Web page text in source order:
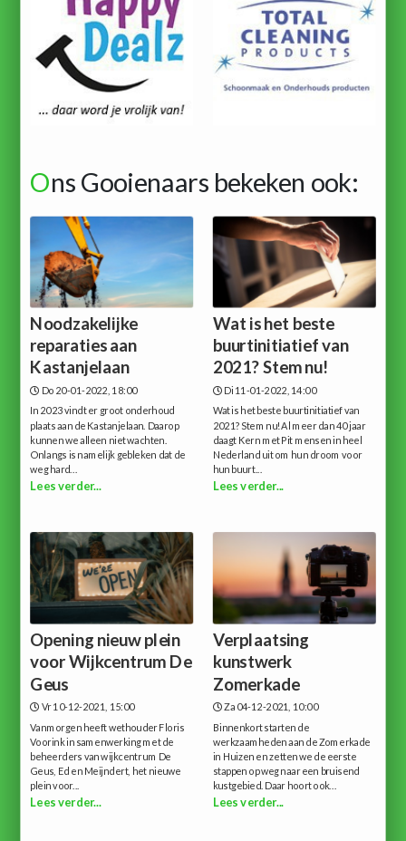
Ons Gooienaars bekeken ook:
Noodzakelijke
reparaties aan
Kastanjelaan
Do 20-01-2022, 18:00
In 2023 vindt er groot onderhoud
plaats aan de Kastanjelaan. Daarop
kunnen we alleen niet wachten.
Onlangs is namelijk gebleken dat de
weg hard...
Lees verder...
Wat is het beste
buurtinitiatief van
2021? Stem nu!
Di 11-01-2022, 14:00
Wat is het beste buurtinitiatief van
2021? Stem nu!Al meer dan 40 jaar
daagt Kern met Pit mensen in heel
Nederland uit om hun droom voor
hun buurt...
Lees verder...
Opening nieuw plein
voor Wijkcentrum De
Geus
Vr 10-12-2021, 15:00
Vanmorgen heeft wethouder Floris
Voorink in samenwerking met de
beheerders van wijkcentrum De
Geus, Ed en Meijndert, het nieuwe
plein voor...
Lees verder...
Verplaatsing
kunstwerk
Zomerkade
Za 04-12-2021, 10:00
Binnenkort starten de
werkzaamheden aan de Zomerkade
in Huizen en zetten we de eerste
stappen op weg naar een bruisend
kustgebied. Daar hoort ook...
Lees verder...